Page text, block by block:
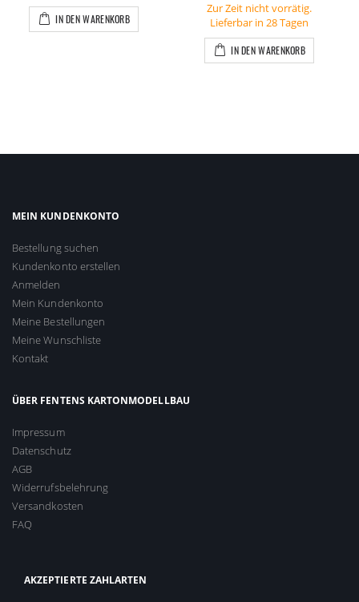
IN DEN WARENKORB
Zur Zeit nicht vorrätig.
Lieferbar in 28 Tagen
IN DEN WARENKORB
MEIN KUNDENKONTO
Bestellung suchen
Kundenkonto erstellen
Anmelden
Mein Kundenkonto
Meine Bestellungen
Meine Wunschliste
Kontakt
ÜBER FENTENS KARTONMODELLBAU
Impressum
Datenschutz
AGB
Widerrufsbelehrung
Versandkosten
FAQ
AKZEPTIERTE ZAHLARTEN